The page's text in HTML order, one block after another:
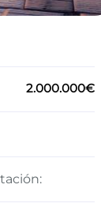
2.000.000€